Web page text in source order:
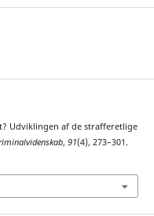
Udviklingen af de strafferetlige
, 91(4), 273–301.